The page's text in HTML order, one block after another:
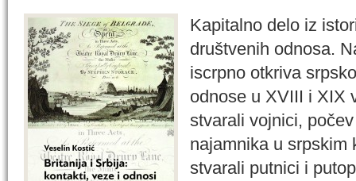
Kapitalno delo iz
društvenih odnosa.
iscrpno otkriva
odnose u XVIII i XIX
stvarali vojnici,
najamnika u srpskim
stvarali putnici i